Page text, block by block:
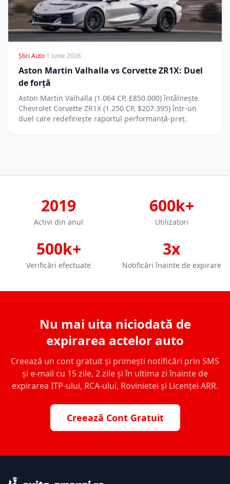
Știri Auto·1 iunie 2026
Aston Martin Valhalla vs Corvette ZR1X: Duel
de forță
Aston Martin Valhalla (1.064 CP, £850.000) întâlnește
Chevrolet Corvette ZR1X (1.250 CP, $207.395) într-un
duel care redefinește raportul performanță-preț.
2019
Activi din anul
600k+
Utilizatori
500k+
Verificări efectuate
3x
Notificări înainte de expirare
Nu mai uita niciodată de
expirarea actelor auto
Creează un cont gratuit și primești notificări prin SMS
și e-mail cu 15 zile, 2 zile și în ultima zi înainte de
expirarea ITP-ului, RCA-ului, Rovinietei și Licenței ARR.
Creează Cont Gratuit